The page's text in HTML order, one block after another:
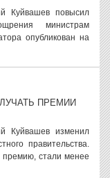
Куйвашев повысил
министрам
опубликован на
ПРЕМИИ
Куйвашев изменил
правительства.
стали менее